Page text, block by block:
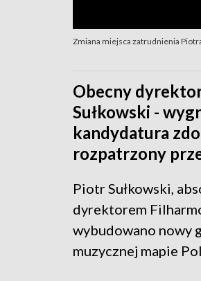
Zmiana miejsca zatrudnienia
Obecny
Sułkowski -
kandydatura
rozpatrzony
Piotr Sułkowski,
dyrektorem
wybudowano nowy
muzycznej mapie